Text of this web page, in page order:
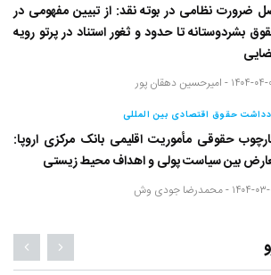
ضرورت نظامی در بوته نقد: از تبیین مفهومی در
بشردوستانه تا حدود و ثغور استناد در پرتو رویه
۰۴-۰۴ - امیرحسین دهقان پور
حقوق اقتصادی بین المللی
حقوقی مأموریت اقلیمی بانک مرکزی اروپا:
بین سیاست پولی و اهداف محیط زیستی
۰۳-۰۹ - محمدرضا جودی وش